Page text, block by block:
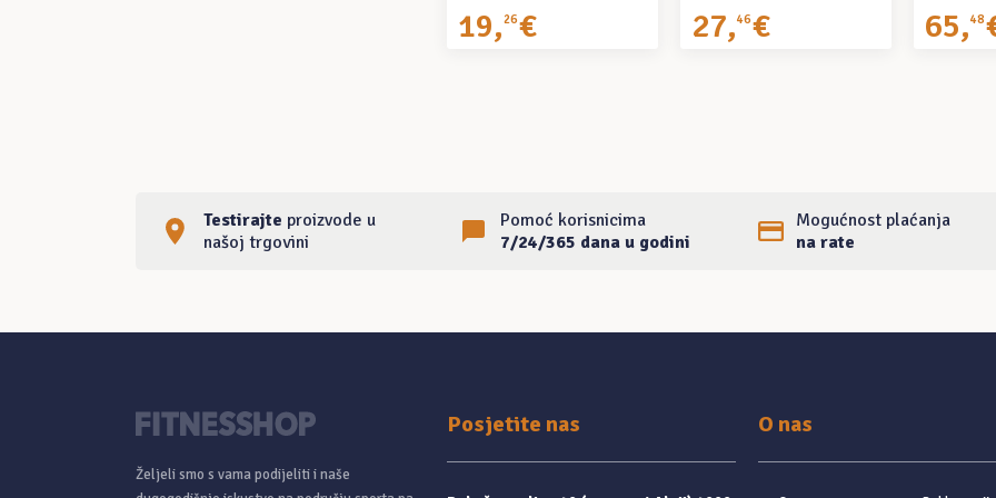
19,26€ 27,46€ 65,48
Testirajte proizvode u
našoj trgovini
Pomoć korisnicima
7/24/365 dana u godini
Mogućnost plaćanja
na rate
Željeli smo s vama podijeliti i naše
Posjetite nas O nas